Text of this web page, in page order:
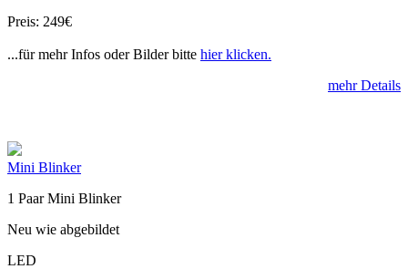
Preis: 249€
...für mehr Infos oder Bilder bitte hier klicken.
mehr Details
Mini Blinker
1 Paar Mini Blinker
Neu wie abgebildet
LED